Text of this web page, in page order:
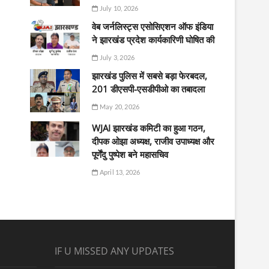
July 10, 2026
वेब जर्नलिस्ट्स एसोसिएशन ऑफ इंडिया
ने झारखंड प्रदेश कार्यकारिणी घोषित की
July 3, 2026
झारखंड पुलिस में सबसे बड़ा फेरबदल,
201 डीएसपी-एसडीपीओ का तबादला
May 20, 2026
WJAI झारखंड कमिटी का हुआ गठन,
दीपक ओझा अध्यक्ष, राजीव उपाध्यक्ष और
पूर्णेंदु पुष्पेश बने महासचिव
April 13, 2026
IF U MISSED ANY UPDATES